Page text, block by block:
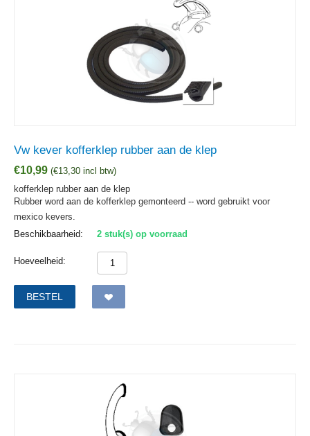
Vw kever kofferklep rubber aan de klep
€10,99 (€13,30 incl btw)
kofferklep rubber aan de klep
Rubber word aan de kofferklep gemonteerd -- word gebruikt voor
mexico kevers.
Beschikbaarheid:
2 stuk(s) op voorraad
Hoeveelheid:
BESTEL